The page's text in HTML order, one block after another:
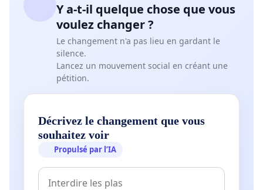
Y a-t-il quelque chose que vous
voulez changer ?
Le changement n'a pas lieu en gardant le
silence.
Lancez un mouvement social en créant une
pétition.
Décrivez le changement que vous
souhaitez voir
Propulsé par l’IA